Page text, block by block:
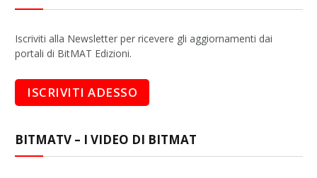
Iscriviti alla Newsletter per ricevere gli aggiornamenti dai
portali di BitMAT Edizioni.
BITMATV – I VIDEO DI BITMAT